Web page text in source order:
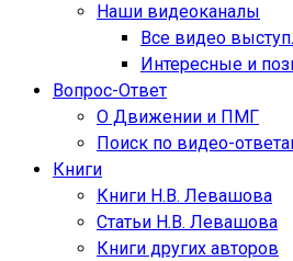
Наши видеоканалы
Все видео
Интересные и
Вопрос-Ответ
О Движении и ПМГ
Поиск по видео-
Книги
Книги Н.В. Левашова
Статьи Н.В. Левашова
Книги других авторов